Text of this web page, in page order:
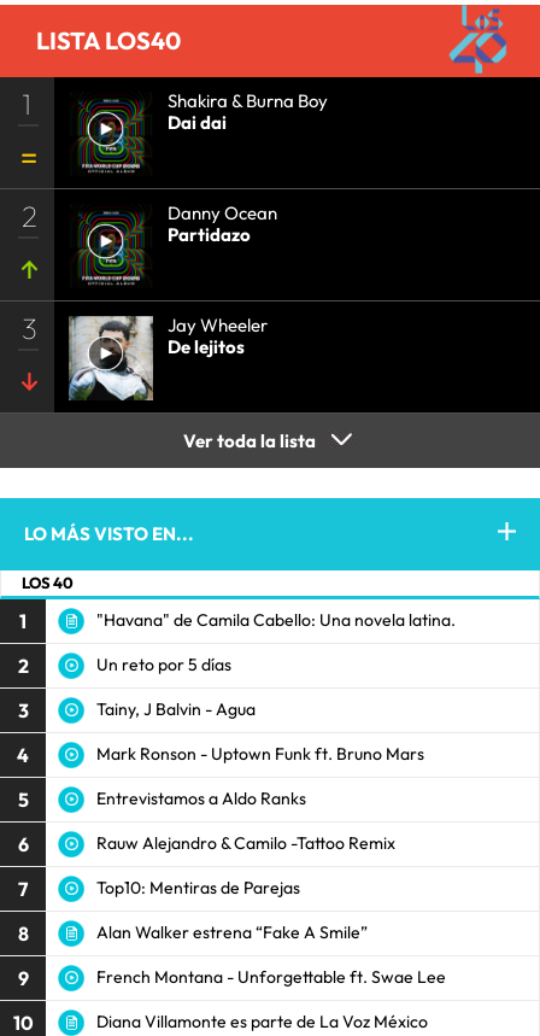
LISTA LOS40
1
Shakira & Burna Boy
Dai dai
2
Danny Ocean
Partidazo
3
Jay Wheeler
De lejitos
Ver toda la lista
LO MÁS VISTO EN...
LOS 40
1 "Havana" de Camila Cabello: Una novela latina.
2 Un reto por 5 días
3 Tainy, J Balvin - Agua
4 Mark Ronson - Uptown Funk ft. Bruno Mars
5 Entrevistamos a Aldo Ranks
6 Rauw Alejandro & Camilo -Tattoo Remix
7 Top10: Mentiras de Parejas
8 Alan Walker estrena “Fake A Smile”
9 French Montana - Unforgettable ft. Swae Lee
10 Diana Villamonte es parte de La Voz México